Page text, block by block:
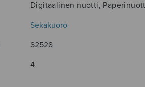
Digitaalinen nuotti,
Sekakuoro
S2528
4